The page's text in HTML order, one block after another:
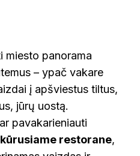
miesto panorama
– ypač vakare
į apšviestus tiltus,
jūrų uostą.
pavakarieniauti
restorane,